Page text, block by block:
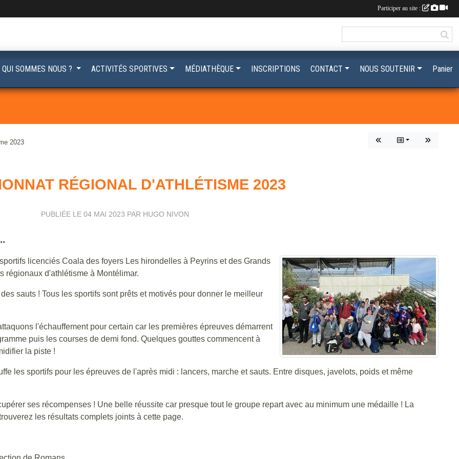
2023
RÉGIONAL D'ATHLÉTISME 2023
PUBLIÉE LE 04 MAI 2023 PAR HUGO NIVON
licenciés Coala des foyers Les hirondelles à Peyrins et des Grands
régionaux d'athlétisme à Montélimar.
sauts ! Tous les sportifs sont prêts et motivés pour donner le meilleur
l'échauffement pour certain car les premières épreuves démarrent
puis les courses de demi fond. Quelques gouttes commencent à
la piste !
les sportifs pour les épreuves de l'après midi : lancers, marche et sauts. Entre disques, javelots, poids et même
ses récompenses ! Une belle réussite car presque tout le groupe repart avec au minimum une médaille ! La
les résultats complets joints à cette page.
QUI SOMMES NOUS ? ACTIVITÉS SPORTIVES MÉDIATHÈQUE INSCRIPTIONS CONTACT NOUS SOUTENIR Panier
Participer au site :